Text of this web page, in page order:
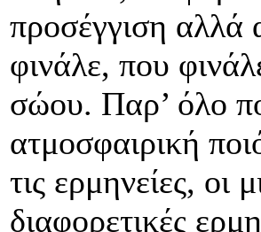
προσέγγιση αλλά
φινάλε, που
σώου. Παρ’ όλο
ατμοσφαιρική
τις ερμηνείες, οι
διαφορετικές